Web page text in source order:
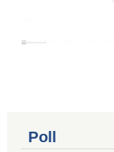
Poll